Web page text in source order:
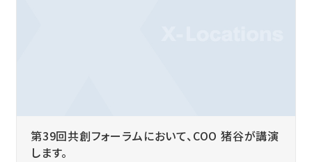
第39回共創フォーラムにおいて、COO 猪谷が講演
します。